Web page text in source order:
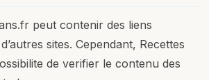
peut contenir des liens
sites. Cependant, Recettes
de verifier le contenu des